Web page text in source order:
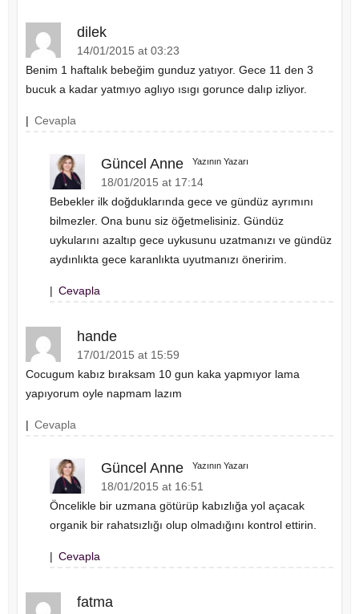
dilek
14/01/2015 at 03:23
Benim 1 haftalık bebeğim gunduz yatıyor. Gece 11 den 3
bucuk a kadar yatmıyo aglıyo ısıgı gorunce dalıp izliyor.
| Cevapla
Güncel Anne Yazının Yazarı
18/01/2015 at 17:14
Bebekler ilk doğduklarında gece ve gündüz ayrımını
bilmezler. Ona bunu siz öğetmelisiniz. Gündüz
uykularını azaltıp gece uykusunu uzatmanızı ve gündüz
aydınlıkta gece karanlıkta uyutmanızı öneririm.
| Cevapla
hande
17/01/2015 at 15:59
Cocugum kabız bıraksam 10 gun kaka yapmıyor lama
yapıyorum oyle napmam lazım
| Cevapla
Güncel Anne Yazının Yazarı
18/01/2015 at 16:51
Öncelikle bir uzmana götürüp kabızlığa yol açacak
organik bir rahatsızlığı olup olmadığını kontrol ettirin.
| Cevapla
fatma